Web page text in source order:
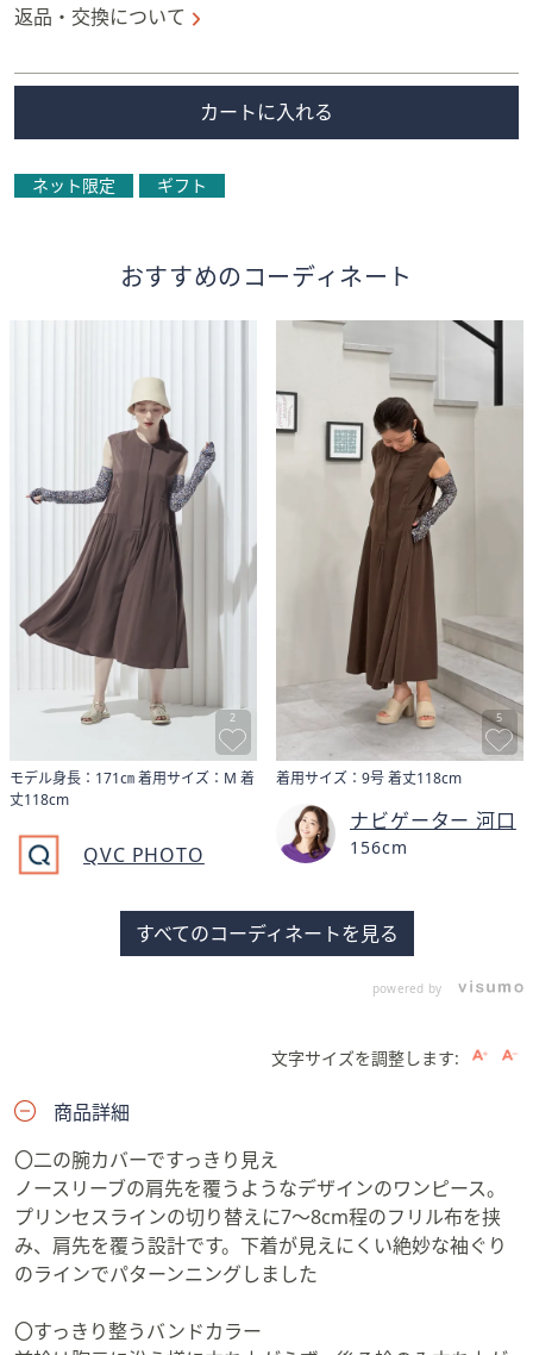
返品・交換について
カートに入れる
ネット限定 ギフト
おすすめのコーディネート
2
モデル身長：171㎝​ 着用サイズ：M 着
丈118cm
QVC PHOTO
5
着用サイズ：9号 着丈118cm
ナビゲーター 河口
156cm
すべてのコーディネートを見る
powered by
文字サイズを調整します:
商品詳細
〇二の腕カバーですっきり見え
ノースリーブの肩先を覆うようなデザインのワンピース。
プリンセスラインの切り替えに7〜8cm程のフリル布を挟
み、肩先を覆う設計です。下着が見えにくい絶妙な袖ぐり
のラインでパターンニングしました
〇すっきり整うバンドカラー